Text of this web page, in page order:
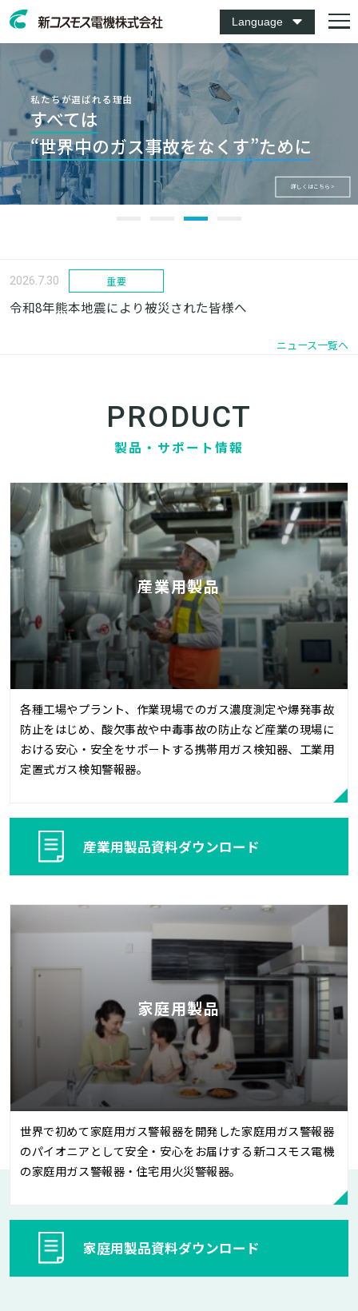
Language
Keep your life safe
with our sensor technology.
センサ技術で暮らしを守る。
家庭用から産業用までのガス警報器を扱う
国内唯一のメーカー、新コスモス電機です。
私たちが選ばれる理由
すべては
“世界中のガス事故をなくす”ために
詳しくはこちら >
最先端技術
世界中のご家庭に安心を
お届けするために
MEMSセンサ×家庭用ガス警報器
詳しくはこちら >
最先端技術
安全な水素社会の
実現のために
水素センサ×水素社会
詳しくはこちら >
2026.7.30 重要
令和8年熊本地震により被災された皆様へ
ニュース一覧へ
PRODUCT
製品・サポート情報
産業用製品
各種工場やプラント、作業現場でのガス濃度測定や爆発事故
防止をはじめ、酸欠事故や中毒事故の防止など産業の現場に
おける安心・安全をサポートする携帯用ガス検知器、工業用
定置式ガス検知警報器。
産業用製品資料ダウンロード
家庭用製品
世界で初めて家庭用ガス警報器を開発した家庭用ガス警報器
のパイオニアとして安全・安心をお届けする新コスモス電機
の家庭用ガス警報器・住宅用火災警報器。
家庭用製品資料ダウンロード